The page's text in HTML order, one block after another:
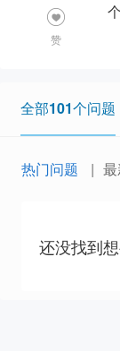
赞
全部101个问题
热门问题
还没找到